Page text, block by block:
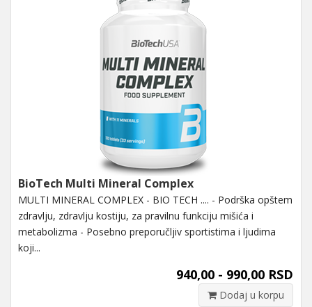
BioTech Multi Mineral Complex
MULTI MINERAL COMPLEX - BIO TECH .... - Podrška opštem
zdravlju, zdravlju kostiju, za pravilnu funkciju mišića i
metabolizma - Posebno preporučljiv sportistima i ljudima
koji...
940,00 - 990,00 RSD
Dodaj u korpu